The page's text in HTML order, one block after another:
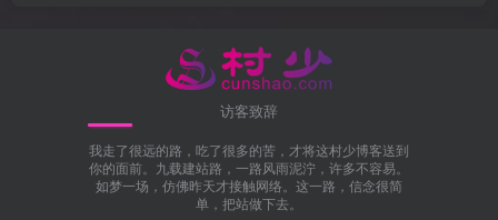
访客致辞
我走了很远的路，吃了很多的苦，才将这村少博客送到
你的面前。九载建站路，一路风雨泥泞，许多不容易。
如梦一场，仿佛昨天才接触网络。这一路，信念很简
单，把站做下去。